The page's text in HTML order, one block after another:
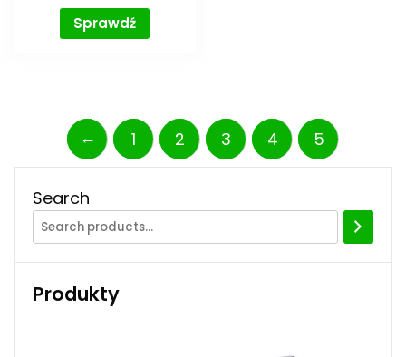
Sprawdź
← 1 2 3 4 5
Search
Produkty